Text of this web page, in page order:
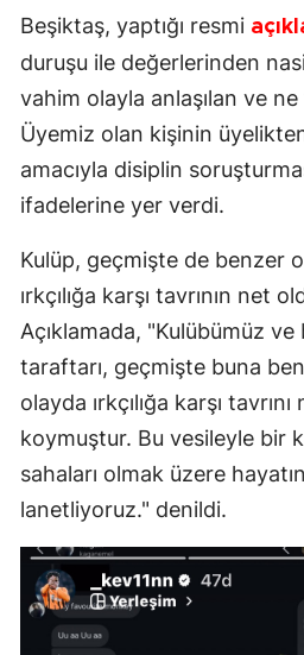
Beşiktaş, yaptığı resmi
duruşu ile değerlerinden
vahim olayla anlaşılan ve
Üyemiz olan kişinin üyelikten
amacıyla disiplin
ifadelerine yer verdi.
Kulüp, geçmişte de benzer
ırkçılığa karşı tavrının net
Açıklamada, "Kulübümüz
taraftarı, geçmişte buna
olayda ırkçılığa karşı
koymuştur. Bu vesileyle bir
sahaları olmak üzere hayatın
lanetliyoruz." denildi.